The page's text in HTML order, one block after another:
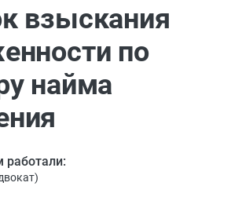
взыскания
по
найма
работали:
)